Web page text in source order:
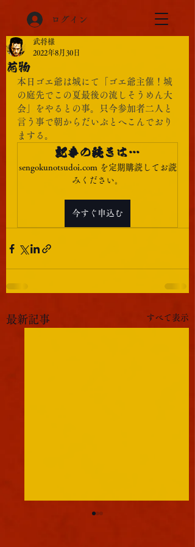
ログイン
荷物
武将様
2022年8月30日
本日ゴエ爺は城にて「ゴエ爺主催！城
の庭先でこの夏最後の流しそうめん大
会」をやるとの事。只今参加者二人と
言う事で朝からだいぶとへこんでおり
まする。
記事の続きは…
sengokunotsudoi.com を定期購読してお読
みください。
今すぐ申込む
最新記事 すべて表示